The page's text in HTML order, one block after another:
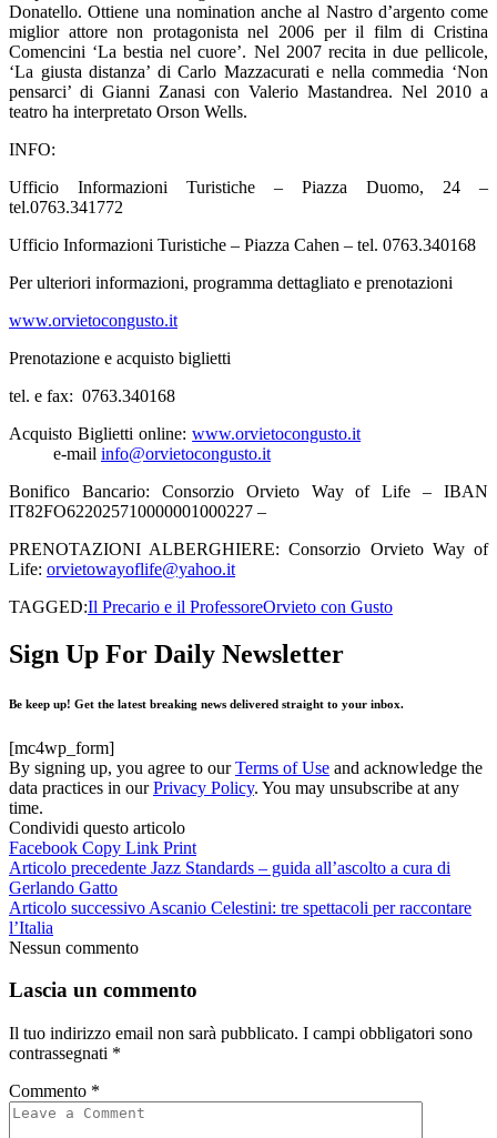
Donatello. Ottiene una nomination anche al Nastro d’argento come
miglior attore non protagonista nel 2006 per il film di Cristina
Comencini ‘La bestia nel cuore’. Nel 2007 recita in due pellicole,
‘La giusta distanza’ di Carlo Mazzacurati e nella commedia ‘Non
pensarci’ di Gianni Zanasi con Valerio Mastandrea. Nel 2010 a
teatro ha interpretato Orson Wells.
INFO:
Ufficio Informazioni Turistiche – Piazza Duomo, 24 –
tel.0763.341772
Ufficio Informazioni Turistiche – Piazza Cahen – tel. 0763.340168
Per ulteriori informazioni, programma dettagliato e prenotazioni
www.orvietocongusto.it
Prenotazione e acquisto biglietti
tel. e fax: 0763.340168
Acquisto Biglietti online:www.orvietocongusto.it
e-mail info@orvietocongusto.it
Bonifico Bancario: Consorzio Orvieto Way of Life – IBAN
IT82FO622025710000001000227 –
PRENOTAZIONI ALBERGHIERE: Consorzio Orvieto Way of
Life: orvietowayoflife@yahoo.it
TAGGED:Il Precario e il ProfessoreOrvieto con Gusto
Sign Up For Daily Newsletter
Be keep up! Get the latest breaking news delivered straight to your inbox.
[mc4wp_form]
By signing up, you agree to ourTerms of Use and acknowledge the
data practices in ourPrivacy Policy. You may unsubscribe at any
time.
Condividi questo articolo
Facebook Copy Link Print
Articolo precedente Jazz Standards – guida all’ascolto a cura di
Gerlando Gatto
Articolo successivo Ascanio Celestini: tre spettacoli per raccontare
l’Italia
Nessun commento
Lascia un commento
Il tuo indirizzo email non sarà pubblicato. I campi obbligatori sono
contrassegnati *
Commento *